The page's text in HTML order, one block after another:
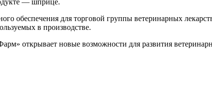
обеспечения для торговой группы ветеринарных
в производстве.
открывает новые возможности для развития